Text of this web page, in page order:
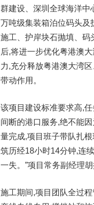
群建设、深圳全球海洋中
万吨级集装箱泊位码头及
施工、护岸块石抛填、码
后,将进一步优化粤港澳
力,充分释放粤港澳大湾
带动作用。
该项目建设标准要求高,
间断的港口服务,绝不能
量完成,项目班子带队扎
筑历经18小时14分钟,连
一失。”项目常务副经理胡
施工期间,项目团队全过